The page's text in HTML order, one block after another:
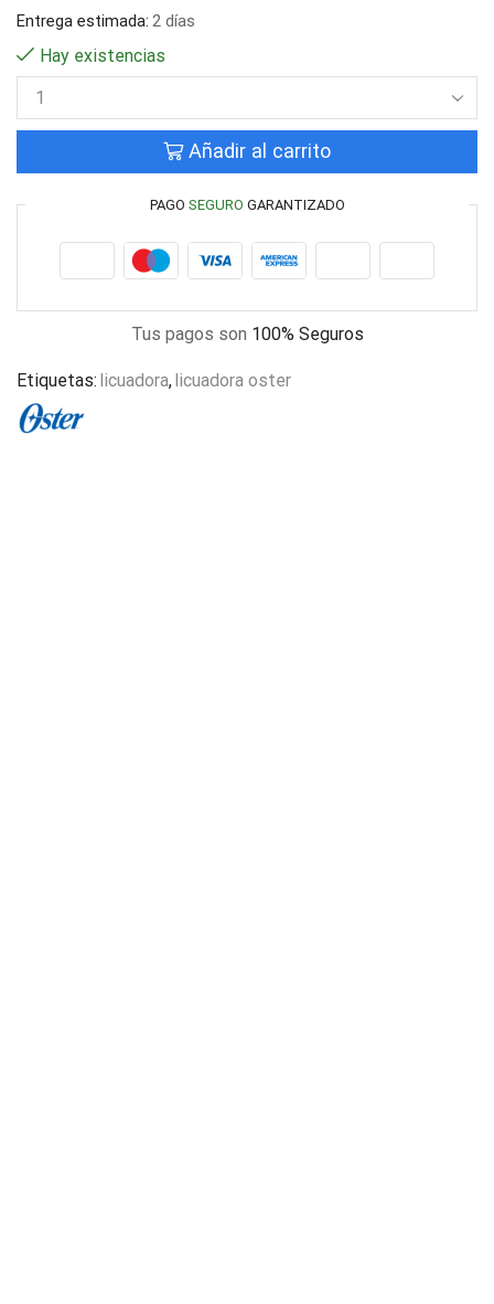
Entrega estimada: 2 días
Hay existencias
Añadir al carrito
PAGO SEGURO GARANTIZADO
Tus pagos son 100% Seguros
Etiquetas: licuadora,licuadora oster